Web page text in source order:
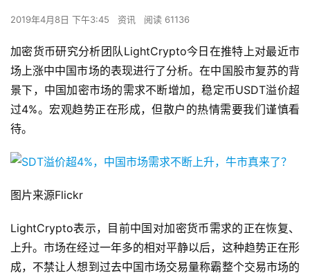
2019年4月8日 下午3:45 资讯 阅读 61136
加密货币研究分析团队LightCrypto今日在推特上对最近市
场上涨中中国市场的表现进行了分析。在中国股市复苏的背
景下，中国加密市场的需求不断增加，稳定币USDT溢价超
过4%。宏观趋势正在形成，但散户的热情需要我们谨慎看
待。
图片来源Flickr
LightCrypto表示，目前中国对加密货币需求的正在恢复、
上升。市场在经过一年多的相对平静以后，这种趋势正在形
成，不禁让人想到过去中国市场交易量称霸整个交易市场的